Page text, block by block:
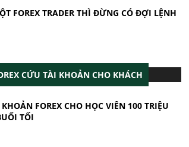
FOREX TRADER THÌ ĐỪNG CÓ ĐỢI LỆNH
CỨU TÀI KHOẢN CHO KHÁCH
FOREX CHO HỌC VIÊN 100 TRIỆU
TỐI